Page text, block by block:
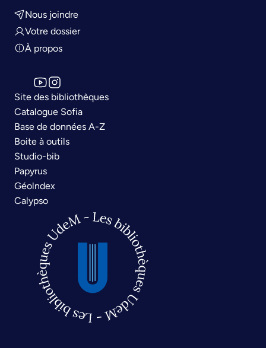
Nous joindre
Votre dossier
À propos
Site des bibliothèques
Catalogue Sofia
Base de données A-Z
Boite à outils
Studio-bib
Papyrus
Géolndex
Calypso